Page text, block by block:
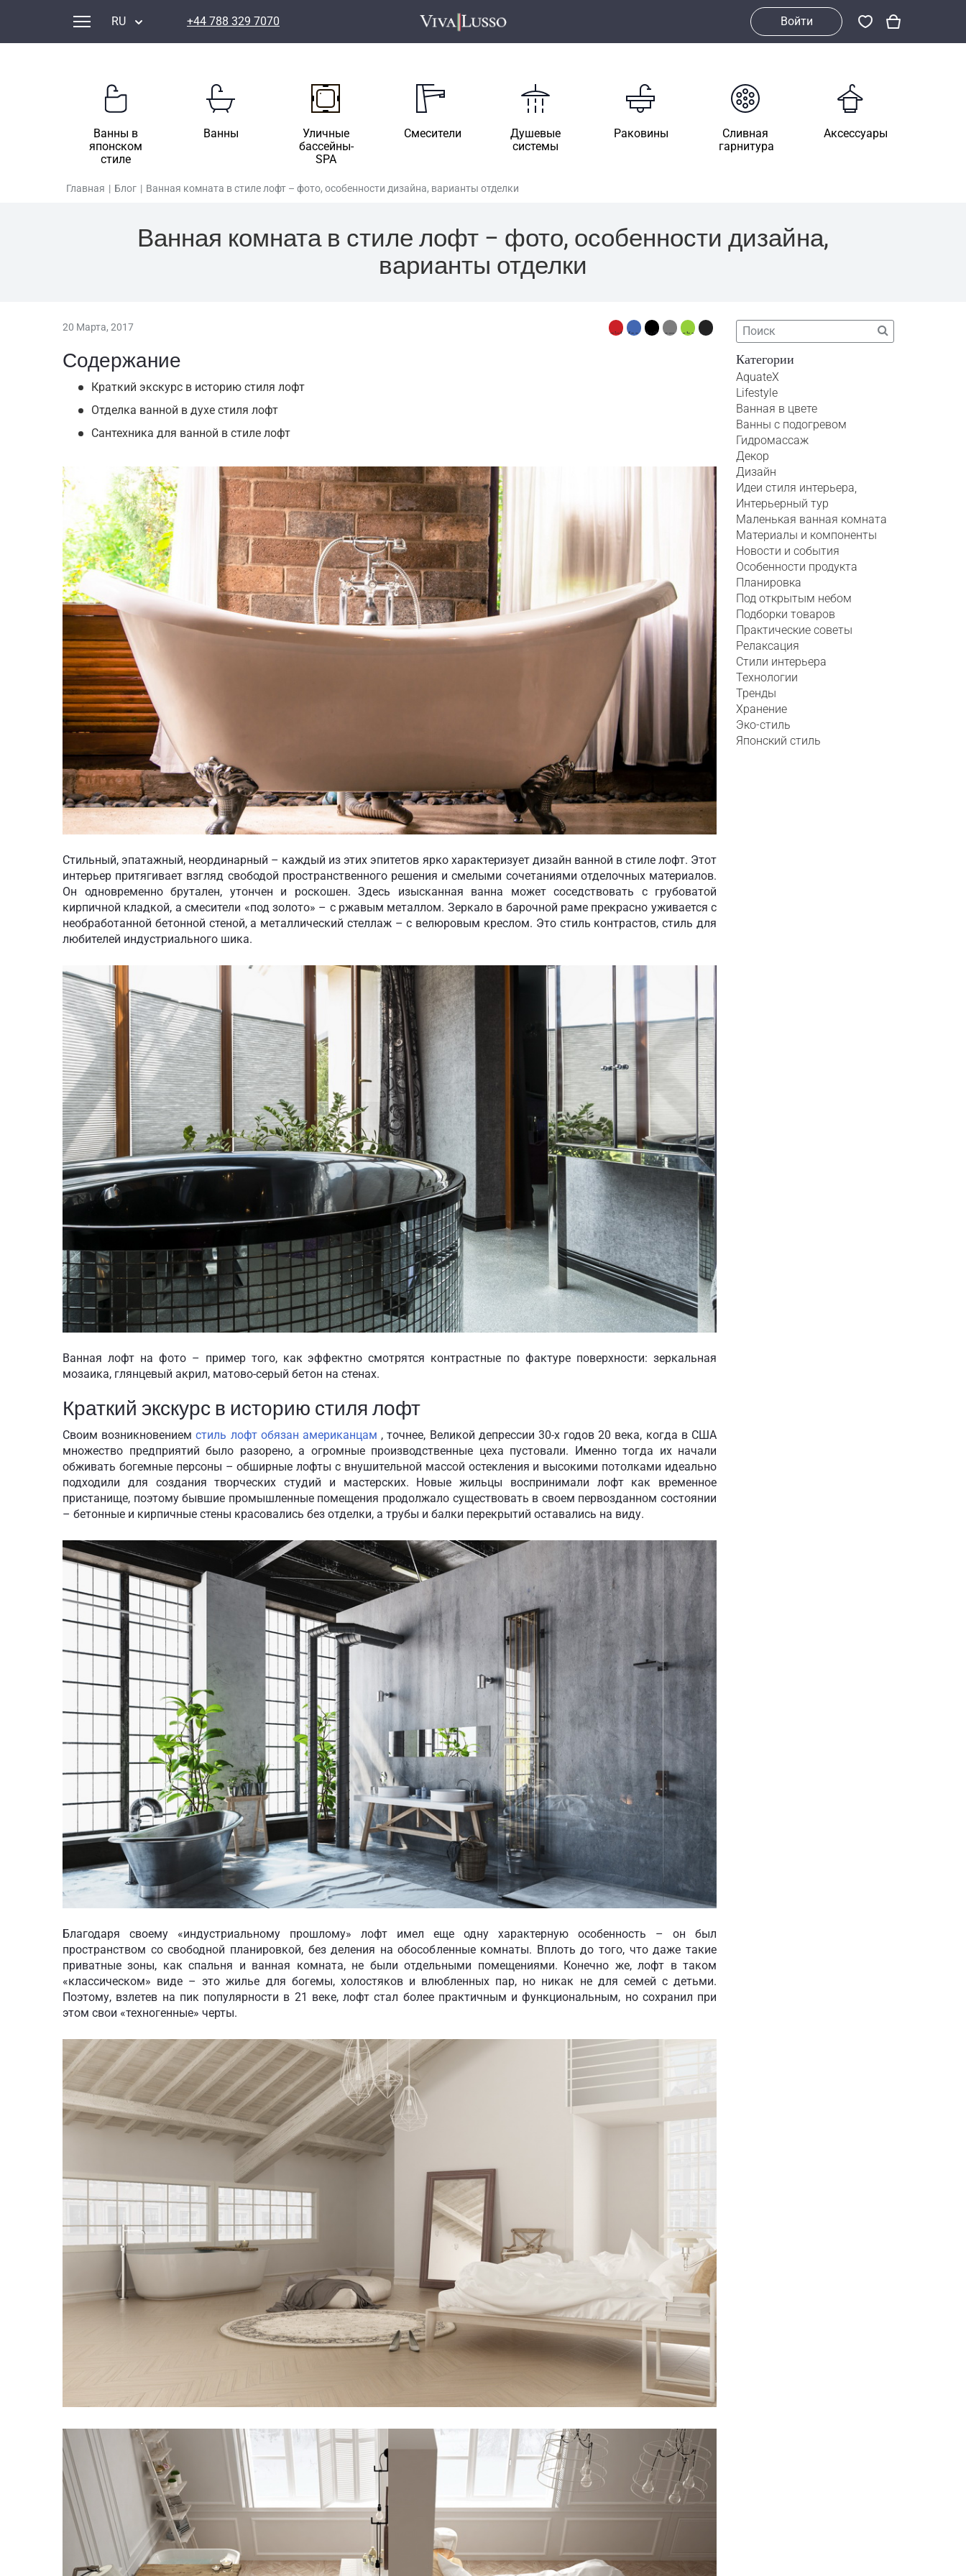
RU +44 788 329 7070 Войти
Ванны в
японском
стиле
Ванны
Уличные
бассейны-
SPA
Смесители
Душевые
системы
Раковины
Сливная
гарнитура
Аксессуары
Главная | Блог | Ванная комната в стиле лофт – фото, особенности дизайна, варианты отделки
Ванная комната в стиле лофт – фото, особенности дизайна,
варианты отделки
20 Марта, 2017
Содержание
Краткий экскурс в историю стиля лофт
Отделка ванной в духе стиля лофт
Сантехника для ванной в стиле лофт
Стильный, эпатажный, неординарный – каждый из этих эпитетов ярко характеризует дизайн ванной в стиле лофт. Этот
интерьер притягивает взгляд свободой пространственного решения и смелыми сочетаниями отделочных материалов.
Он одновременно брутален, утончен и роскошен. Здесь изысканная ванна может соседствовать с грубоватой
кирпичной кладкой, а смесители «под золото» – с ржавым металлом. Зеркало в барочной раме прекрасно уживается с
необработанной бетонной стеной, а металлический стеллаж – с велюровым креслом. Это стиль контрастов, стиль для
любителей индустриального шика.
Ванная лофт на фото – пример того, как эффектно смотрятся контрастные по фактуре поверхности: зеркальная
мозаика, глянцевый акрил, матово-серый бетон на стенах.
Краткий экскурс в историю стиля лофт
Своим возникновениемстиль лофт обязан американцам , точнее, Великой депрессии 30-х годов 20 века, когда в США
множество предприятий было разорено, а огромные производственные цеха пустовали. Именно тогда их начали
обживать богемные персоны – обширные лофты с внушительной массой остекления и высокими потолками идеально
подходили для создания творческих студий и мастерских. Новые жильцы воспринимали лофт как временное
пристанище, поэтому бывшие промышленные помещения продолжало существовать в своем первозданном состоянии
– бетонные и кирпичные стены красовались без отделки, а трубы и балки перекрытий оставались на виду.
Благодаря своему «индустриальному прошлому» лофт имел еще одну характерную особенность – он был
пространством со свободной планировкой, без деления на обособленные комнаты. Вплоть до того, что даже такие
приватные зоны, как спальня и ванная комната, не были отдельными помещениями. Конечно же, лофт в таком
«классическом» виде – это жилье для богемы, холостяков и влюбленных пар, но никак не для семей с детьми.
Поэтому, взлетев на пик популярности в 21 веке, лофт стал более практичным и функциональным, но сохранил при
этом свои «техногенные» черты.
Категории
AquateX
Lifestyle
Ванная в цвете
Ванны с подогревом
Гидромассаж
Декор
Дизайн
Идеи стиля интерьера,
Интерьерный тур
Маленькая ванная комната
Материалы и компоненты
Новости и события
Особенности продукта
Планировка
Под открытым небом
Подборки товаров
Практические советы
Релаксация
Стили интерьера
Технологии
Тренды
Хранение
Эко-стиль
Японский стиль